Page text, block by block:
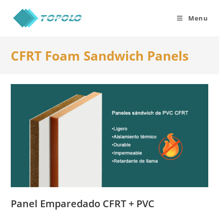
content
Menu
CFRT Foam Sandwich Panels
Panel Emparedado CFRT + PVC